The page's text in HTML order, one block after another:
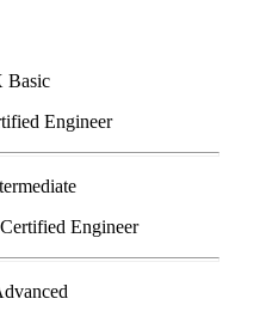
Engineer
Engineer